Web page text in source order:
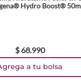
Hydro Boost®
$ 68.990
a tu bolsa